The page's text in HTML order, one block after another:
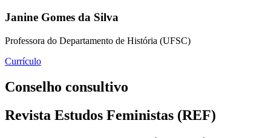
Janine Gomes da Silva
Professora do Departamento de História (UFSC)
Currículo
Conselho consultivo
Revista Estudos Feministas (REF)